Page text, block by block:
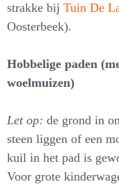
strakke bij Tuin De
Oosterbeek).
Hobbelige paden
woelmuizen)
Let op: de grond in
steen liggen of een
kuil in het pad is
Voor grote